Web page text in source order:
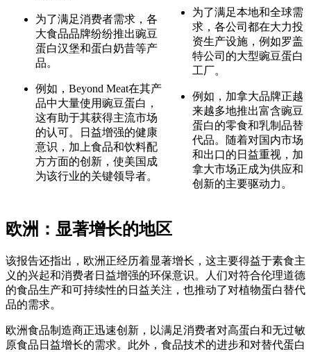
为了满足消费者需求，各
大食品品牌纷纷推出豌豆
蛋白汉堡和蛋白奶昔等产
品。
例如，Beyond Meat在其产
品中大量使用豌豆蛋白，
这有助于其获得主流市场
的认可。日益增强的健康
意识，加上食品和饮料配
方方面的创新，使美国成
为该行业的关键领导者。
为了满足本地和全球需
求，各公司都在大力投
资生产设施，例如罗盖
特公司的大型豌豆蛋白
工厂。
例如，加拿大品牌正越
来越多地推出富含豌豆
蛋白的零食和乳制品替
代品。随着对国内市场
和出口的日益重视，加
拿大市场正成为供应和
创新的主要驱动力。
欧洲：显著增长的地区
该报告还指出，欧洲正经历着显著增长，这主要得益于素食主
义的兴起和消费者日益增强的环保意识。人们对符合伦理道德
的食品生产和可持续性的日益关注，也推动了对植物蛋白替代
品的需求。
欧洲食品制造商正迅速创新，以满足消费者对高蛋白和无过敏
原食品日益增长的需求。此外，食品技术的进步和对替代蛋白